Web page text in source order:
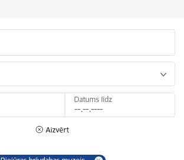
Datums līdz
Aizvērt